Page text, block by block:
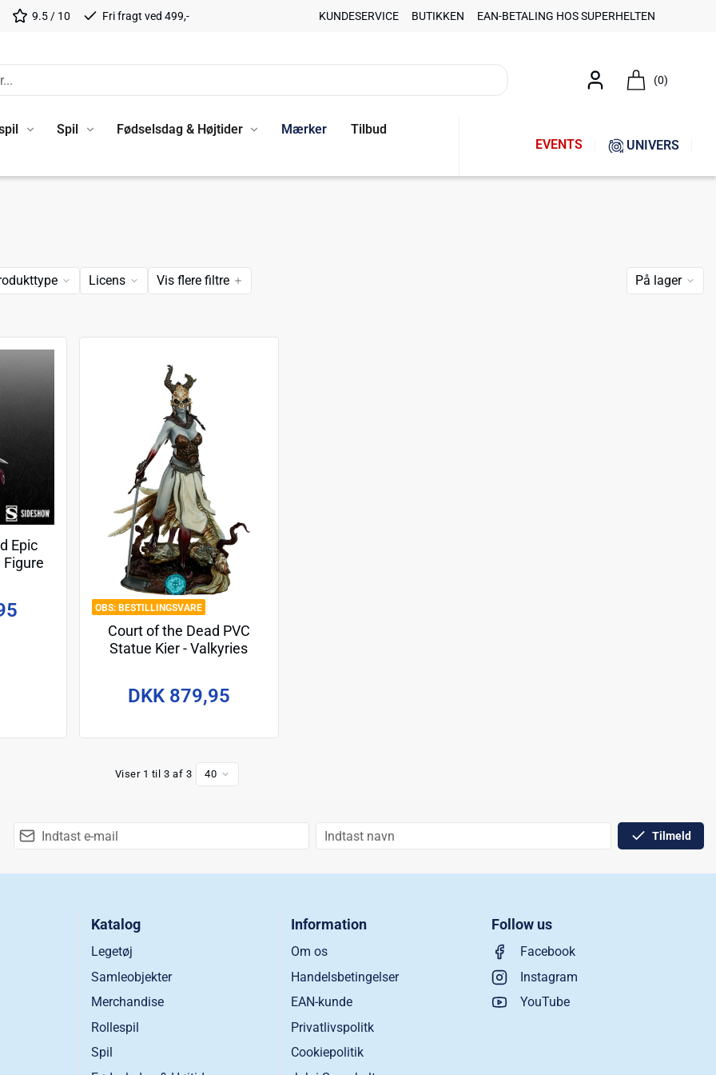
9.5 / 10 Fri fragt ved 499,- KUNDESERVICE BUTIKKEN EAN-BETALING HOS SUPERHELTEN
(0)
Spil Fødselsdag & Højtider Mærker
Tilbud
EVENTS
UNIVERS
Licens Vis flere filtre På lager
Epic
Figure
BESTILLINGSVARE
Court of the Dead PVC
Statue Kier - Valkyries
DKK 879,95
Viser 1 til 3 af 3 40
Tilmeld
Katalog
Legetøj
Samleobjekter
Merchandise
Rollespil
Spil
Information
Om os
Handelsbetingelser
EAN-kunde
Privatlivspolitk
Cookiepolitik
Follow us
Facebook
Instagram
YouTube